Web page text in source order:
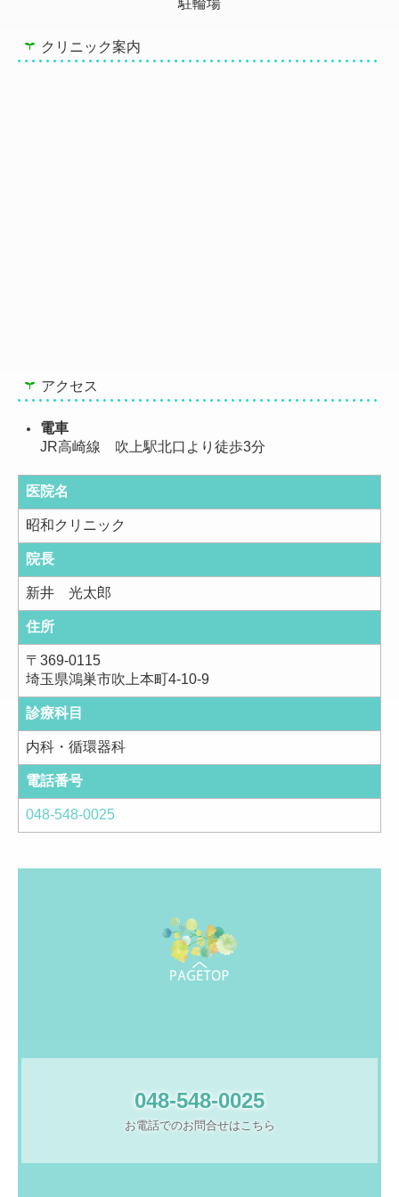
駐輪場
クリニック案内
アクセス
電車
JR高崎線 吹上駅北口より徒歩3分
医院名
昭和クリニック
院長
新井 光太郎
住所
〒 369-0115
埼玉県鴻巣市吹上本町4-10-9
診療科目
内科・循環器科
電話番号
048-548-0025
048-548-0025
お電話でのお問合せはこちら